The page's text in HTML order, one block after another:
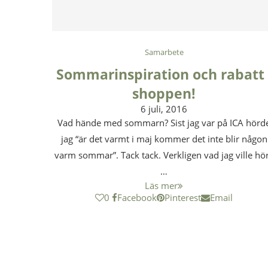
Samarbete
Sommarinspiration och rabatt
shoppen!
6 juli, 2016
Vad hände med sommarn? Sist jag var på ICA
jag “är det varmt i maj kommer det inte blir någon
varm sommar”. Tack tack. Verkligen vad jag ville
…
Läs mer
0
Facebook Pinterest Email